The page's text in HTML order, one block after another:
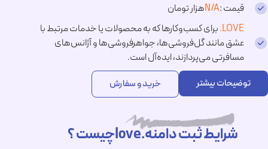
قیمت :N/Aهزار تومان
.LOVEبرای کسب‌وکارها که به محصولات یا خدمات مرتبط با
عشق مانند گل‌فروشی‌ها، جواهرفروشی‌ها و آژانس‌های
مسافرتی می‌پردازند، ایده‌آل است.
توضیحات بیشتر خرید و سفارش
شرایط ثبت دامنه.loveچیست ؟